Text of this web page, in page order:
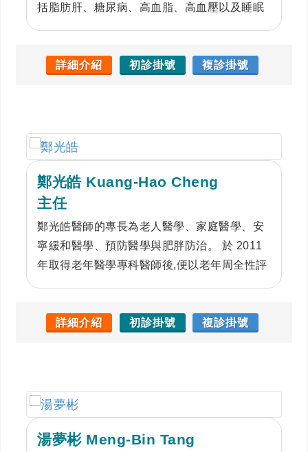
括脂肪肝、糖尿病、高血脂、高血壓以及睡眠
性疾病如感冒、發燒、腸胃不適等。徐醫師秉
詳細介紹 初診掛號 複診掛號
鄭光皓 Kuang-Hao Cheng
主任
鄭光皓醫師的專長為老人醫學、家庭醫學、安
寧緩和醫學、預防醫學與肥胖防治。 於 2011
年取得老年醫學專科醫師後,便以老年周全性評
血壓、糖尿病、高血脂症等的診療，以個案管
詳細介紹 初診掛號 複診掛號
湯夢彬 Meng-Bin Tang